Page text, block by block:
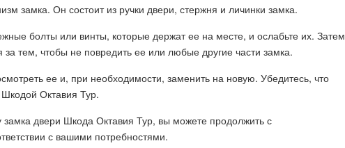
замка. Он состоит из ручки двери, стержня и личинки замка.
болты или винты, которые держат ее на месте, и ослабьте их. Затем
тем, чтобы не повредить ее или любые другие части замка.
ее и, при необходимости, заменить на новую. Убедитесь, что
Октавия Тур.
замка двери Шкода Октавия Тур, вы можете продолжить с
с вашими потребностями.